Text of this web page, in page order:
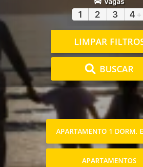
1 2 3 4 +
LIMPAR
BUSCAR
APARTAMENTO 1 DORM.
APARTAMENTOS